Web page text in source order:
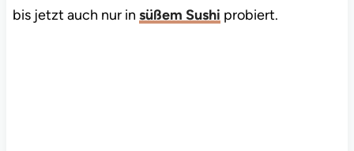
bis jetzt auch nur in süßem Sushi probiert.